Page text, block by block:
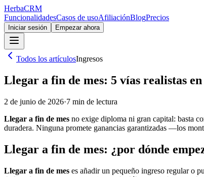
HerbaCRM
FuncionalidadesCasos de usoAfiliaciónBlogPrecios
Iniciar sesión Empezar ahora
Todos los artículosIngresos
Llegar a fin de mes: 5 vías realistas en
2 de junio de 2026·7 min de lectura
Llegar a fin de mes no exige diploma ni gran capital: basta
duradera. Ninguna promete ganancias garantizadas —los
Llegar a fin de mes: ¿por dónde
Llegar a fin de mes es añadir un pequeño ingreso regular o